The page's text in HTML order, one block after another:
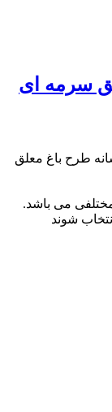
سرمه ای
طرح های فرش ماشینی ۷۰۰ شانه طرح باغ معلق
می باشد.
شوند